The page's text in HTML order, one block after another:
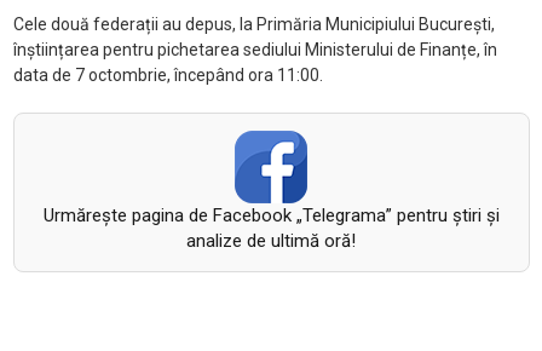
Cele două federații au depus, la Primăria Municipiului București,
înștiințarea pentru pichetarea sediului Ministerului de Finanțe, în
data de 7 octombrie, începând ora 11:00.
Urmăreşte pagina de Facebook „Telegrama” pentru ştiri şi
analize de ultimă oră!